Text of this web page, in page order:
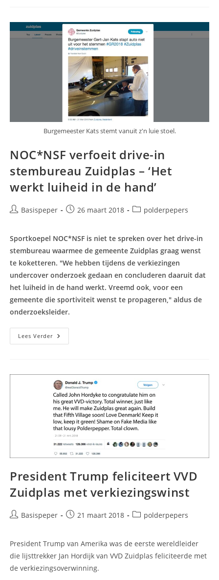
‘125
Voorkeursstemmetjes!
Ben
Daar
Staatssecretaris
Voor
Geworden?’
Burgemeester Kats stemt vanuit z'n luie stoel.
NOC*NSF verfoeit drive-in
stembureau Zuidplas – ‘Het
werkt luiheid in de hand’
BerichtBasispeper
Bericht26 maart 2018 Berichtcategorie:
polderpepers
Sportkoepel NOC*NSF is niet te spreken over het drive-in
stembureau waarmee de gemeente Zuidplas graag wenst
te koketteren. "We hebben tijdens de verkiezingen
undercover onderzoek gedaan en concluderen daaruit dat
het luiheid in de hand werkt. Vreemd ook, voor een
gemeente die sportiviteit wenst te propageren," aldus de
onderzoeksleider.
Lees VerderNOC*NSF
Verfoeit
–
‘Het
Werkt
Luiheid
In
De
Hand’
President Trump feliciteert VVD
Zuidplas met verkiezingswinst
BerichtBasispeper
Bericht21 maart 2018 Berichtcategorie:
polderpepers
President Trump van Amerika was de eerste wereldleider
die lijsttrekker Jan Hordijk van VVD Zuidplas feliciteerde met
de verkiezingsoverwinning.